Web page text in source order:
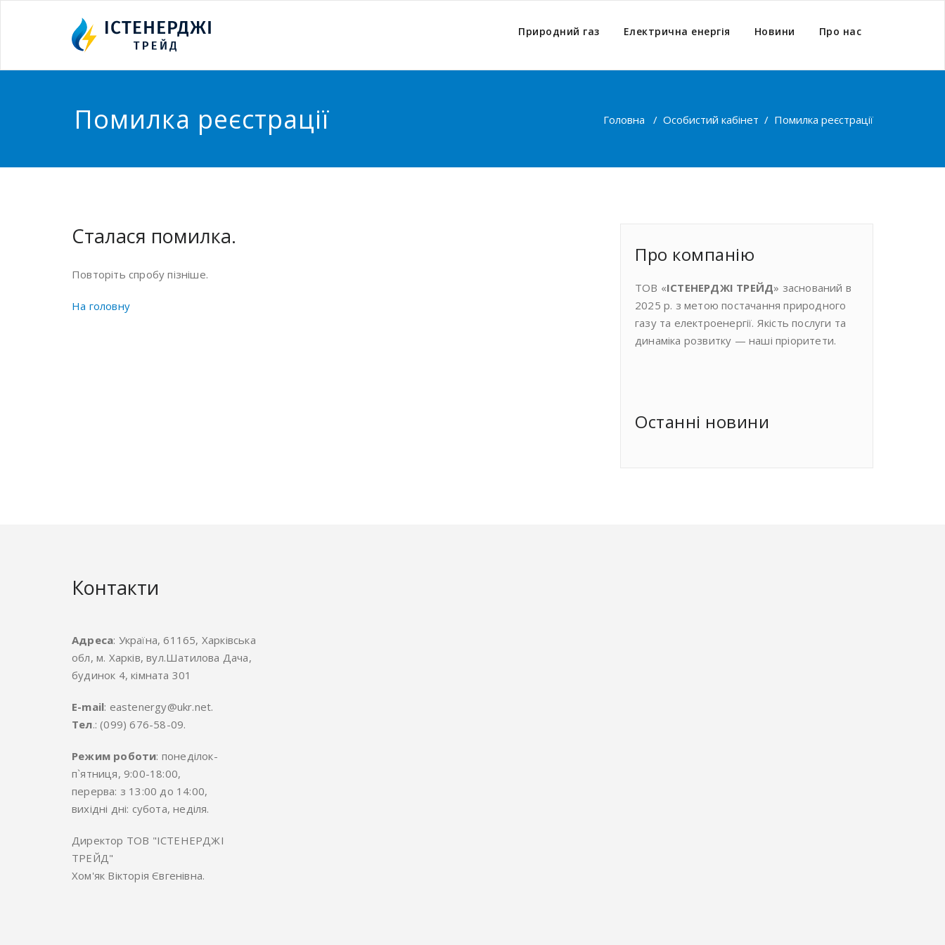
Природний газ Електрична енергія Новини Про нас
Помилка реєстрації Головна / Особистий кабінет / Помилка реєстрації
Сталася помилка.
Повторіть спробу пізніше.
На головну
Про компанiю
ТОВ «ІСТЕНЕРДЖІ ТРЕЙД» заснований в
2025 р. з метою постачання природного
газу та електроенергії. Якість послуги та
динаміка розвитку — наші пріоритети.
Останнi новини
Контакти
Адреса: Україна, 61165, Харківська
обл, м. Харків, вул.Шатилова Дача,
будинок 4, кімната 301
E-mail: eastenergy@ukr.net.
Тел.: (099) 676-58-09.
Режим роботи: понеділок-
п`ятниця, 9:00-18:00,
перерва: з 13:00 до 14:00,
вихідні дні: субота, неділя.
Директор ТОВ "ІСТЕНЕРДЖІ
ТРЕЙД"
Хом'як Вікторія Євгенівна.